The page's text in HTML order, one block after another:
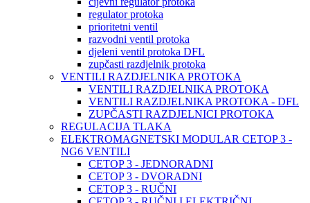
regulator protoka
prioritetni ventil
razvodni ventil protoka
djeleni ventil protoka DFL
zupčasti razdjelnik protoka
VENTILI RAZDJELNIKA PROTOKA
VENTILI RAZDJELNIKA PROTOKA
VENTILI RAZDJELNIKA PROTOKA - DFL
ZUPČASTI RAZDJELNICI PROTOKA
REGULACIJA TLAKA
ELEKTROMAGNETSKI MODULAR CETOP 3 -
NG6 VENTILI
CETOP 3 - JEDNORADNI
CETOP 3 - DVORADNI
CETOP 3 - RUČNI